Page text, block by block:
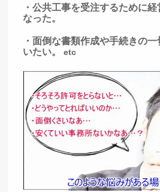
・公共工事を受注するために
なった。
・面倒な書類作成や手続きの
いたい。
etc